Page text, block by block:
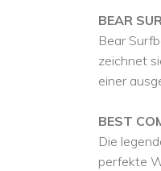
BEAR
Bear
zeichnet
einer
BEST
Die
perfekte